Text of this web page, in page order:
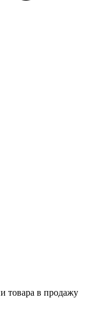
товара в продажу